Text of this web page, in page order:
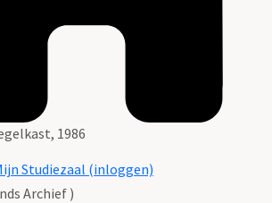
1986
Studiezaal (inloggen)
Archief )